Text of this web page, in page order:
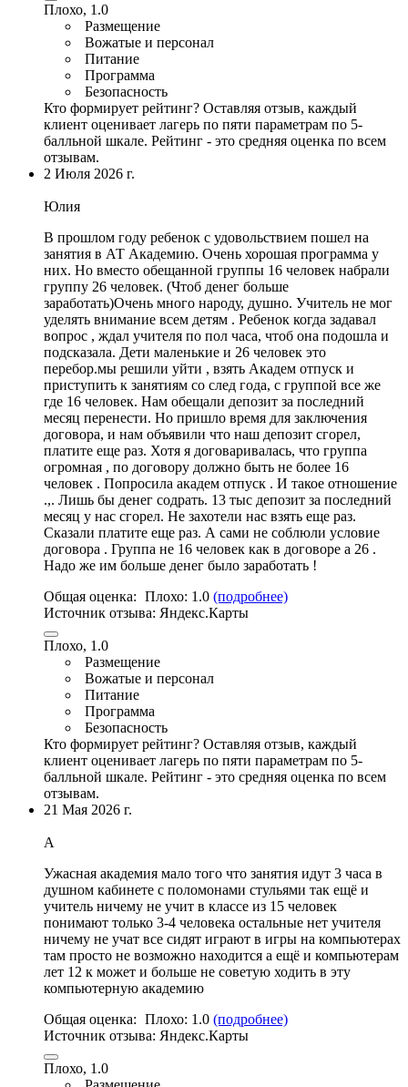
Плохо, 1.0
Размещение
Вожатые и персонал
Питание
Программа
Безопасность
Кто формирует рейтинг? Оставляя отзыв, каждый
клиент оценивает лагерь по пяти параметрам по 5-
балльной шкале. Рейтинг - это средняя оценка по всем
отзывам.
2 Июля 2026 г.
Юлия
В прошлом году ребенок с удовольствием пошел на
занятия в АТ Академию. Очень хорошая программа у
них. Но вместо обещанной группы 16 человек набрали
группу 26 человек. (Чтоб денег больше
заработать)Очень много народу, душно. Учитель не мог
уделять внимание всем детям . Ребенок когда задавал
вопрос , ждал учителя по пол часа, чтоб она подошла и
подсказала. Дети маленькие и 26 человек это
перебор.мы решили уйти , взять Академ отпуск и
приступить к занятиям со след года, с группой все же
где 16 человек. Нам обещали депозит за последний
месяц перенести. Но пришло время для заключения
договора, и нам объявили что наш депозит сгорел,
платите еще раз. Хотя я договаривалась, что группа
огромная , по договору должно быть не более 16
человек . Попросила академ отпуск . И такое отношение
.,. Лишь бы денег содрать. 13 тыс депозит за последний
месяц у нас сгорел. Не захотели нас взять еще раз.
Сказали платите еще раз. А сами не соблюли условие
договора . Группа не 16 человек как в договоре а 26 .
Надо же им больше денег было заработать !
Общая оценка: Плохо: 1.0 (подробнее)
Источник отзыва: Яндекс.Карты
Плохо, 1.0
Размещение
Вожатые и персонал
Питание
Программа
Безопасность
Кто формирует рейтинг? Оставляя отзыв, каждый
клиент оценивает лагерь по пяти параметрам по 5-
балльной шкале. Рейтинг - это средняя оценка по всем
отзывам.
21 Мая 2026 г.
А
Ужасная академия мало того что занятия идут 3 часа в
душном кабинете с поломонами стульями так ещё и
учитель ничему не учит в классе из 15 человек
понимают только 3-4 человека остальные нет учителя
ничему не учат все сидят играют в игры на компьютерах
там просто не возможно находится а ещё и компьютерам
лет 12 к может и больше не советую ходить в эту
компьютерную академию
Общая оценка: Плохо: 1.0 (подробнее)
Источник отзыва: Яндекс.Карты
Плохо, 1.0